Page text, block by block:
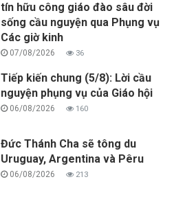
tín hữu công giáo đào sâu đời
sống cầu nguyện qua Phụng vụ
Các giờ kinh
07/08/2026 36
Tiếp kiến chung (5/8): Lời cầu
nguyện phụng vụ của Giáo hội
06/08/2026 160
Đức Thánh Cha sẽ tông du
Uruguay, Argentina và Pêru
06/08/2026 213